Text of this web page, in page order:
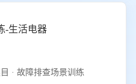
-生活电器
· 故障排查场景训练